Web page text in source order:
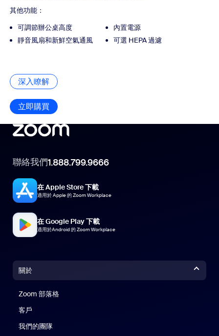
其他功能：
可調節辦公桌高度
內置電源
靜音風扇和新鮮空氣通風
可選 HEPA 過濾
深入瞭解 深入瞭解
立即購買 立即購買
聯絡我們1.888.799.9666
在 Apple Store 下載
適用於 Apple 的 Zoom Workplace
在 Google Play 下載
適用於Android 的 Zoom Workplace
關於
Zoom 部落格
客戶
我們的團隊